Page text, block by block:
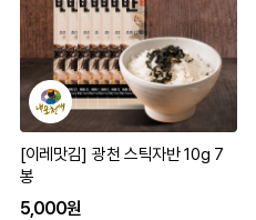
[이레맛김] 광천 스틱자반 10g 7
봉
5,000원